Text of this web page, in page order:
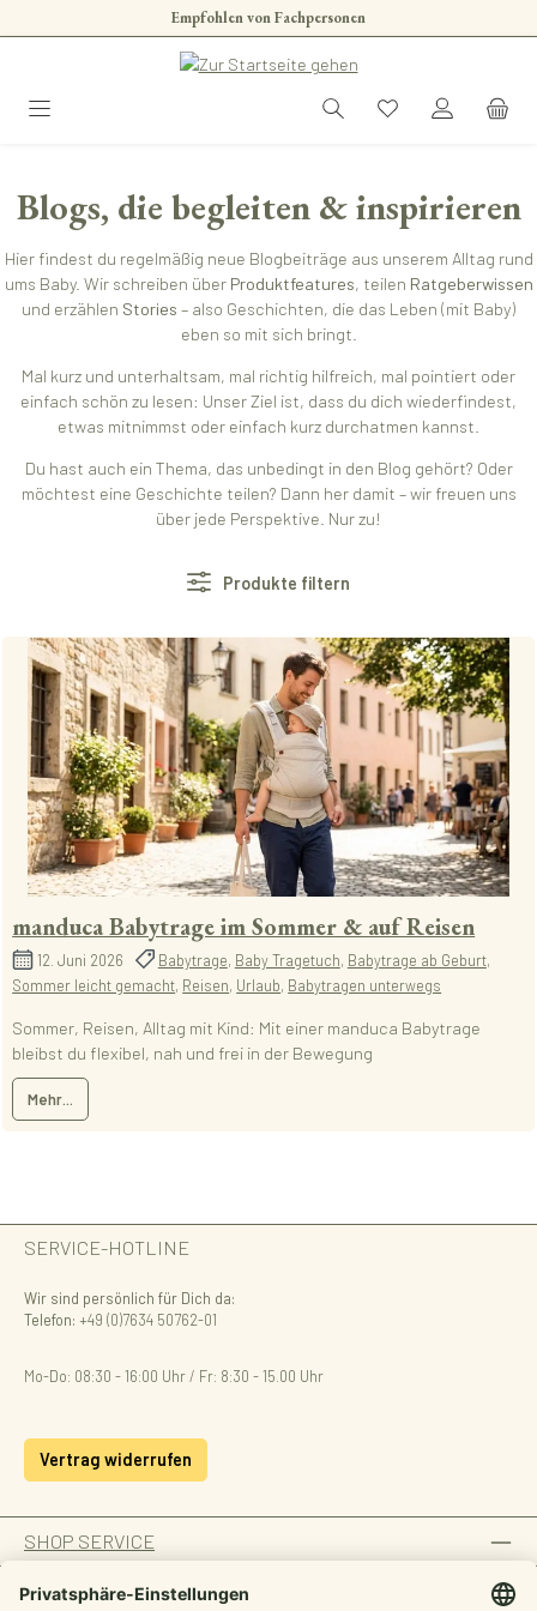
Zum Hauptinhalt springenEmpfohlen von Fachpersonen
Blogs, die begleiten & inspirieren
Hier findest du regelmäßig neue Blogbeiträge aus unserem Alltag rund
ums Baby. Wir schreiben über Produktfeatures, teilen Ratgeberwissen
und erzählen Stories – also Geschichten, die das Leben (mit Baby)
eben so mit sich bringt.
Mal kurz und unterhaltsam, mal richtig hilfreich, mal pointiert oder
einfach schön zu lesen: Unser Ziel ist, dass du dich wiederfindest,
etwas mitnimmst oder einfach kurz durchatmen kannst.
Du hast auch ein Thema, das unbedingt in den Blog gehört? Oder
möchtest eine Geschichte teilen? Dann her damit – wir freuen uns
über jede Perspektive. Nur zu!
Produkte filtern
manduca Babytrage im Sommer & auf Reisen
12. Juni 2026 Babytrage, Baby Tragetuch, Babytrage ab Geburt,
Sommer leicht gemacht, Reisen, Urlaub, Babytragen unterwegs
Sommer, Reisen, Alltag mit Kind: Mit einer manduca Babytrage
bleibst du flexibel, nah und frei in der Bewegung
Mehr...
SERVICE-HOTLINE
Wir sind persönlich für Dich da:
Telefon: +49 (0)7634 50762-01
Mo-Do: 08:30 - 16:00 Uhr / Fr: 8:30 - 15.00 Uhr
Vertrag widerrufen
SHOP SERVICE
INFORMATION